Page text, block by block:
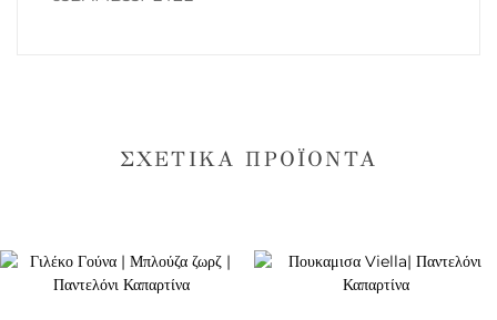
ΣΧΕΤΙΚΆ ΠΡΟΪΌΝΤΑ